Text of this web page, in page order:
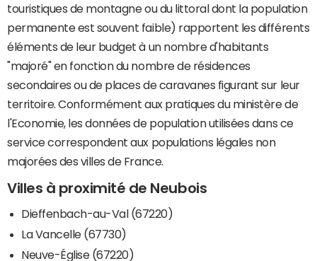
touristiques de montagne ou du littoral dont la population
permanente est souvent faible) rapportent les différents
éléments de leur budget à un nombre d'habitants
"majoré" en fonction du nombre de résidences
secondaires ou de places de caravanes figurant sur leur
territoire. Conformément aux pratiques du ministère de
l'Economie, les données de population utilisées dans ce
service correspondent aux populations légales non
majorées des villes de France.
Villes à proximité de Neubois
Dieffenbach-au-Val (67220)
La Vancelle (67730)
Neuve-Église (67220)